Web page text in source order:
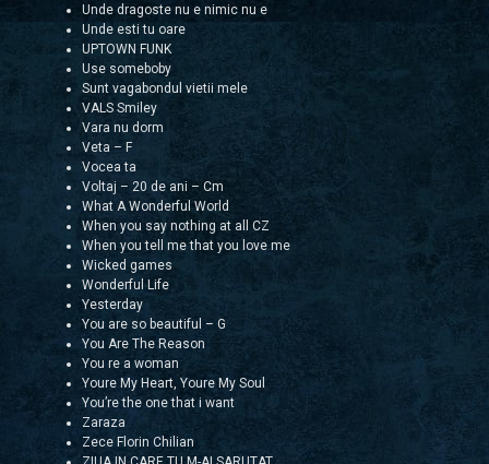
Unde dragoste nu e nimic nu e
Unde esti tu oare
UPTOWN FUNK
Use someboby
Sunt vagabondul vietii mele
VALS Smiley
Vara nu dorm
Veta – F
Vocea ta
Voltaj – 20 de ani – Cm
What A Wonderful World
When you say nothing at all CZ
When you tell me that you love me
Wicked games
Wonderful Life
Yesterday
You are so beautiful – G
You Are The Reason
You re a woman
Youre My Heart, Youre My Soul
You’re the one that i want
Zaraza
Zece Florin Chilian